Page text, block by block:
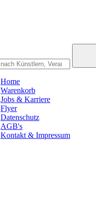
Home
Warenkorb
Jobs & Karriere
Flyer
Datenschutz
AGB's
Kontakt & Impressum